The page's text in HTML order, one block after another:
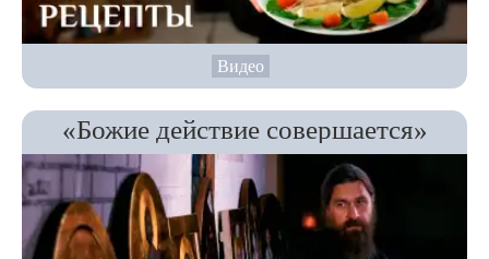
Видео
«Божие действие совершается»